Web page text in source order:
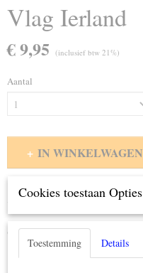
Vlag Ierland
€ 9,95 (inclusief btw 21%)
Aantal
IN WINKELWAGEN
Specificaties
Productcode
447200-185
Omschrijving
100x150cm
Cookies toestaan Opties
Toestemming Details